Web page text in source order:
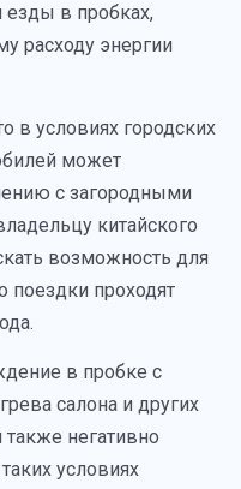
езды в пробках,
расходу энергии
в условиях городских
может
с загородными
китайского
возможность для
поездки проходят
в пробке с
салона и других
также негативно
условиях